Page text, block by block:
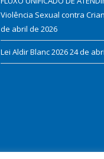
Violência Sexual contra
de abril de 2026
Lei Aldir Blanc 202624 de